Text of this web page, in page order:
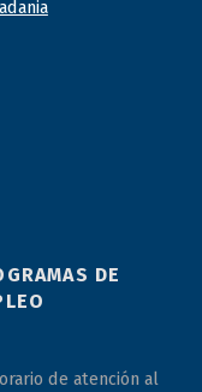
DE
de atención al